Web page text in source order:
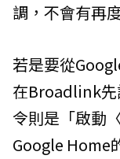
調，不會有再
若是要從
在Broadlink先
令則是「啟動
Google Home